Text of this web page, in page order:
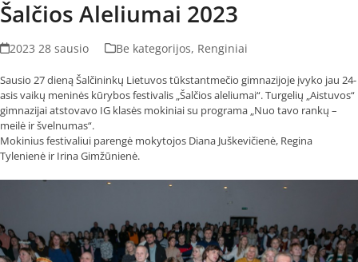
Šalčios Aleliumai 2023
2023 28 sausio Be kategorijos, Renginiai
Sausio 27 dieną Šalčininkų Lietuvos tūkstantmečio gimnazijoje įvyko jau 24-
asis vaikų meninės kūrybos festivalis „Šalčios aleliumai“. Turgelių „Aistuvos“
gimnazijai atstovavo IG klasės mokiniai su programa „Nuo tavo rankų –
meilė ir švelnumas“.
Mokinius festivaliui parengė mokytojos Diana Juškevičienė, Regina
Tylenienė ir Irina Gimžūnienė.